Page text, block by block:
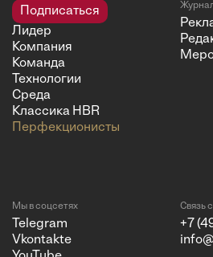
Подписаться
Лидер
Компания
Команда
Технологии
Среда
Классика HBR
Перфекционисты
Мы в соцсетях
Telegram
Vkontakte
Связь
+7